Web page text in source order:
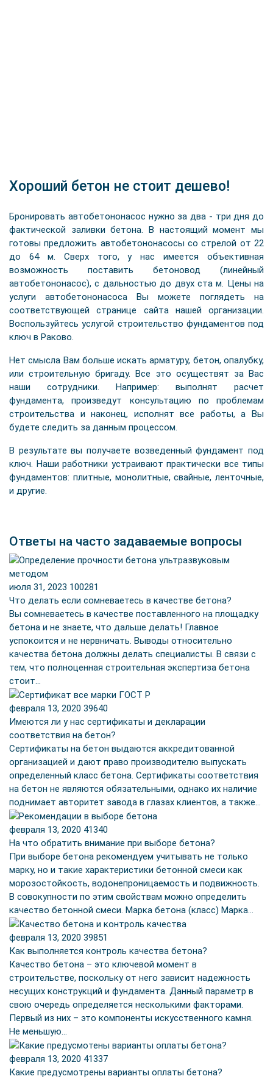
Хороший бетон не стоит дешево!
Бронировать автобетононасос нужно за два - три дня до
фактической заливки бетона. В настоящий момент мы
готовы предложить автобетононасосы со стрелой от 22
до 64 м. Сверх того, у нас имеется объективная
возможность поставить бетоновод (линейный
автобетононасос), с дальностью до двух ста м. Цены на
услуги автобетононасоса Вы можете поглядеть на
соответствующей странице сайта нашей организации.
Воспользуйтесь услугой строительство фундаментов под
ключ в Раково.
Нет смысла Вам больше искать арматуру, бетон, опалубку,
или строительную бригаду. Все это осуществят за Вас
наши сотрудники. Например: выполнят расчет
фундамента, произведут консультацию по проблемам
строительства и наконец, исполнят все работы, а Вы
будете следить за данным процессом.
В результате вы получаете возведенный фундамент под
ключ. Наши работники устраивают практически все типы
фундаментов: плитные, монолитные, свайные, ленточные,
и другие.
Ответы на часто задаваемые вопросы
июля 31, 2023 100281
Что делать если сомневаетесь в качестве бетона?
Вы сомневаетесь в качестве поставленного на площадку
бетона и не знаете, что дальше делать! Главное
успокоится и не нервничать. Выводы относительно
качества бетона должны делать специалисты. В связи с
тем, что полноценная строительная экспертиза бетона
стоит…
февраля 13, 2020 39640
Имеются ли у нас сертификаты и декларации
соответствия на бетон?
Сертификаты на бетон выдаются аккредитованной
организацией и дают право производителю выпускать
определенный класс бетона. Сертификаты соответствия
на бетон не являются обязательными, однако их наличие
поднимает авторитет завода в глазах клиентов, а также…
февраля 13, 2020 41340
На что обратить внимание при выборе бетона?
При выборе бетона рекомендуем учитывать не только
марку, но и такие характеристики бетонной смеси как
морозостойкость, водонепроницаемость и подвижность.
В совокупности по этим свойствам можно определить
качество бетонной смеси. Марка бетона (класс) Марка…
февраля 13, 2020 39851
Как выполняется контроль качества бетона?
Качество бетона – это ключевой момент в
строительстве, поскольку от него зависит надежность
несущих конструкций и фундамента. Данный параметр в
свою очередь определяется несколькими факторами.
Первый из них – это компоненты искусственного камня.
Не меньшую…
февраля 13, 2020 41337
Какие предусмотрены варианты оплаты бетона?